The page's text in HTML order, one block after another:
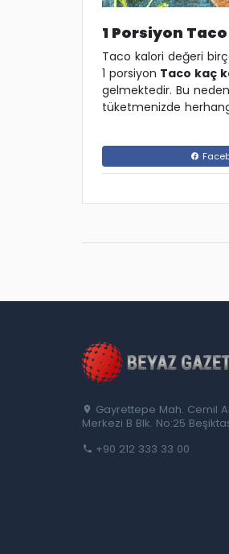
1 Porsiyon
Taco kalori değeri
1 porsiyon Taco kaç
gelmektedir. Bu
tüketmenizde
Gayrettepe Mah. Cemil
Merkezi B Blk. No:25
+90 212 333 33 00